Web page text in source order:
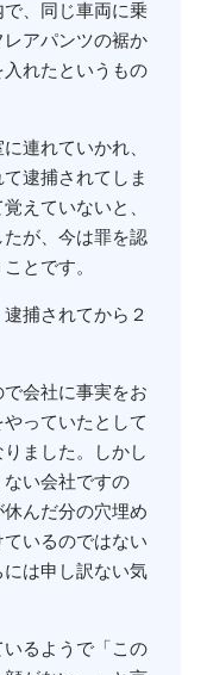
、同じ車両に乗
アパンツの裾か
れたというもの
連れていかれ、
逮捕されてしま
えていないと、
が、今は罪を認
とです。
捕されてから２
会社に事実をお
っていたとして
ました。しかし
い会社ですの
んだ分の穴埋め
いるのではない
は申し訳ない気
るようで「この